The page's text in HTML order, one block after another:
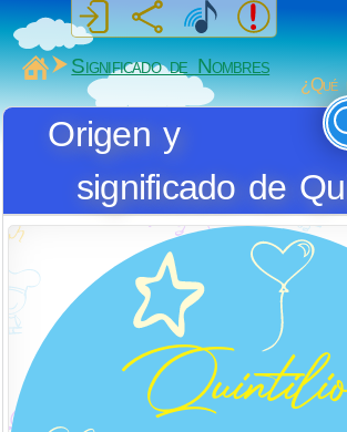
MiSabueso
Significado de Nombres
¿Qué
Origen y
significado de